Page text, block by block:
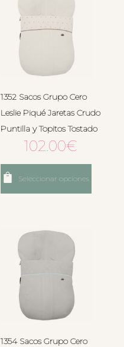
1352 Sacos Grupo Cero
Leslie Piqué Jaretas Crudo
Puntilla y Topitos Tostado
102.00€
Seleccionar opciones
1354 Sacos Grupo Cero